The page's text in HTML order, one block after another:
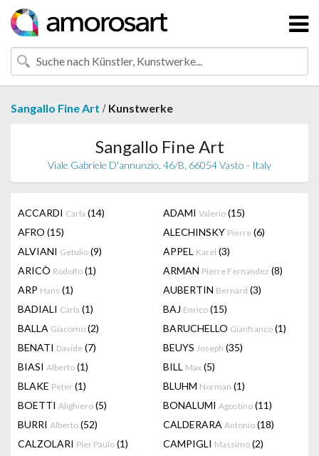
Sangallo Fine Art / Kunstwerke
Sangallo Fine Art
Viale Gabriele D'annunzio, 46/B, 66054 Vasto - Italy
ACCARDI Carla (14) ADAMI Valerio (15)
AFRO (15) ALECHINSKY Pierre (6)
ALVIANI Getulio (9) APPEL Karel (3)
ARICÒ Rodolfo (1) ARMAN Pierre Fernandez (8)
ARP Hans (1) AUBERTIN Bernard (3)
BADIALI Carla (1) BAJ Enrico (15)
BALLA Giacomo (2) BARUCHELLO Gianfranco (1)
BENATI Davide (7) BEUYS Joseph (35)
BIASI Alberto (1) BILL Max (5)
BLAKE Peter (1) BLUHM Norman (1)
BOETTI Alighiero (5) BONALUMI Agostino (11)
BURRI Alberto (52) CALDERARA Antonio (18)
CALZOLARI Pier Paulo (1) CAMPIGLI Massimo (2)